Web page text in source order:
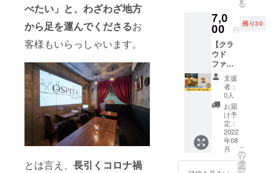
べたい」と、わざわざ地方
から足を運んでくださるお
客様もいらっしゃいます。
とは言え、 長引くコロナ禍
したワイン
のみを扱
い、料理は
朝一でお店
に届く魚や
オマールエ
ビなどをオ
リジナルで
調理をした
り、三種の
ハンバーグ
ファン
ディン
グ限定
で特別
セット
をご提
供しま
す。
「完全
紹介制
のお店
に予約
可能」
かつ
「今後
の情報
る
7,0
00 円
残り30
【クラ
ウド
ファン
ディン
グ限定
パスタ
ソース3
種＋特
製バー
ニャカ
ウダ
ソース
＋鮮魚
支援
者：
0人
お届
け予
定：
2022
年08
月
こ
の
リ
タ
ー